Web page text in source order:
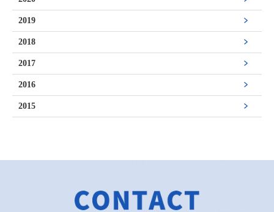
2019
2018
2017
2016
2015